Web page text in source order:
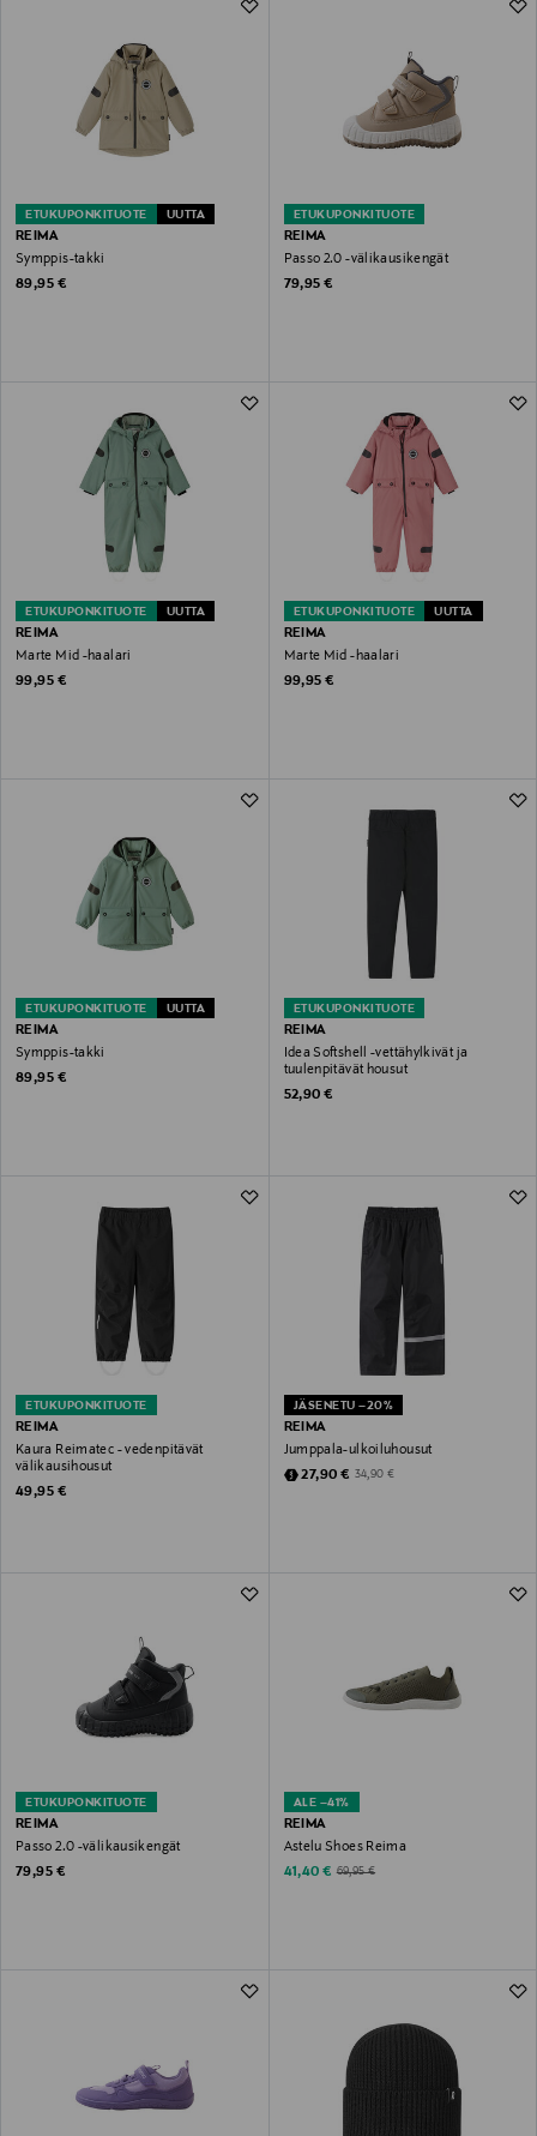
ETUKUPONKITUOTE UUTTA
REIMA
Symppis-takki
Original Price
89,95 €
ETUKUPONKITUOTE
REIMA
Passo 2.0 -välikausikengät
Original Price
79,95 €
ETUKUPONKITUOTE UUTTA
REIMA
Marte Mid -haalari
Original Price
99,95 €
ETUKUPONKITUOTE UUTTA
REIMA
Marte Mid -haalari
Original Price
99,95 €
ETUKUPONKITUOTE UUTTA
REIMA
Symppis-takki
Original Price
89,95 €
ETUKUPONKITUOTE
REIMA
Idea Softshell -vettähylkivät ja
tuulenpitävät housut
Original Price
52,90 €
ETUKUPONKITUOTE
REIMA
Kaura Reimatec - vedenpitävät
välikausihousut
Original Price
49,95 €
JÄSENETU –20%
REIMA
Jumppala-ulkoiluhousut
Discounted Price
27,90 € Original Price
34,90 €
ETUKUPONKITUOTE
REIMA
Passo 2.0 -välikausikengät
Original Price
79,95 €
ALE –41%
REIMA
Astelu Shoes Reima
Discounted Price
41,40 € Original Price
69,95 €